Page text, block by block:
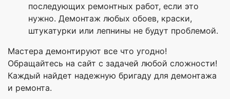
последующих ремонтных работ, если это
нужно. Демонтаж любых обоев, краски,
штукатурки или лепнины не будут проблемой.
Мастера демонтируют все что угодно!
Обращайтесь на сайт с задачей любой сложности!
Каждый найдет надежную бригаду для демонтажа
и ремонта.